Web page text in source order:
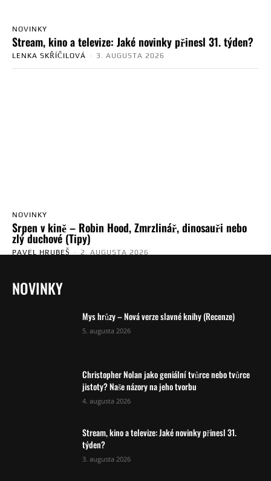
NOVINKY
Stream, kino a televize: Jaké novinky přinesl 31. týden?
LENKA SKŘÍČILOVÁ - 3. AUGUSTA 2026
NOVINKY
Srpen v kině – Robin Hood, Zmrzlinář, dinosauři nebo
zlý duchové (Tipy)
PAVEL HRUBEŠ - 2. AUGUSTA 2026
NOVINKY
Mys hrůzy – Nová verze slavné knihy (Recenze)
5. augusta 2026
Christopher Nolan jako geniální tvůrce nebo tvůrce
jistoty? Naše názory na jeho tvorbu
4. augusta 2026
Stream, kino a televize: Jaké novinky přinesl 31.
týden?
3. augusta 2026